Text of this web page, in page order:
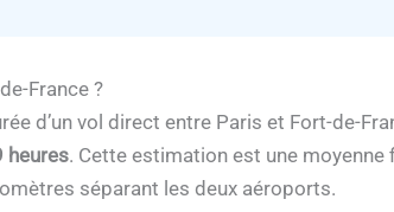
France ?
d’un vol direct entre Paris et Fort-de-
heures. Cette estimation est une
séparant les deux aéroports.